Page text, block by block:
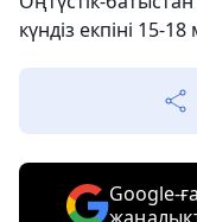
күндіз екпіні 15-18
Google-